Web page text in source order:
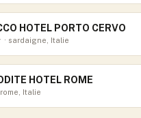
HOTEL PORTO CERVO
Italie
HOTEL ROME
Italie